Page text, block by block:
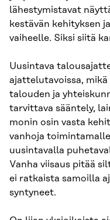
lähestymistavat
kestävän kehityksen
vaiheelle. Siksi siitä
Uusintava
ajattelutavoissa, mikä
talouden ja
tarvittava sääntely,
monin osin vasta
vanhoja
uusintavalla
Vanha viisaus pitää
ei ratkaista samoilla
syntyneet.